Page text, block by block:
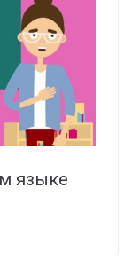
языке